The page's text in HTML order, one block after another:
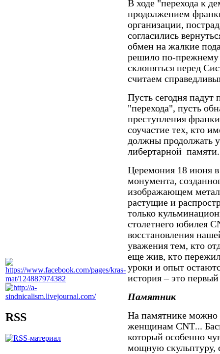
RSS
В ходе "перехода к
продолжением
организации,
согласились
обмен на жалкие
решило по-прежнему
склоняться перед
считаем
Пусть сегодня падут
"перехода", пусть
преступления
соучастие тех, кто
должны продолжать
либертарной памяти.
Церемония 18 июня
монумента,
изображающем
растущие и
только
столетнего юбилея
восстановления
уважения тем, кто
еще жив, кто
уроки и опыт
история – это
Памятник
На памятнике можно
женщинам CNT...
который особенно
мощную скульптуру,